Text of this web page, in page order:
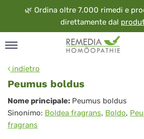
🌿 Ordina oltre 7.000 rimedi e
direttamente dal
indietro
Peumus boldus
Peumus
boldus
Nome principale: Peumus boldus
Sinonimo: Boldea fragrans, Boldo,
fragrans